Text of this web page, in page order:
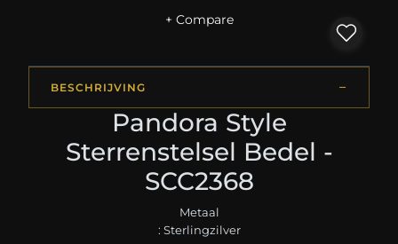
+ Compare
BESCHRIJVING
Pandora Style
Sterrenstelsel Bedel -
SCC2368
Metaal
: Sterlingzilver